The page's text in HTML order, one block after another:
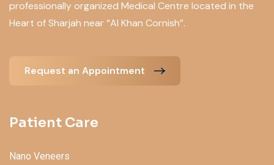
professionally organized Medical Centre located in the
Heart of Sharjah near “Al Khan Cornish”.
Request an Appointment
Patient Care
Nano Veneers